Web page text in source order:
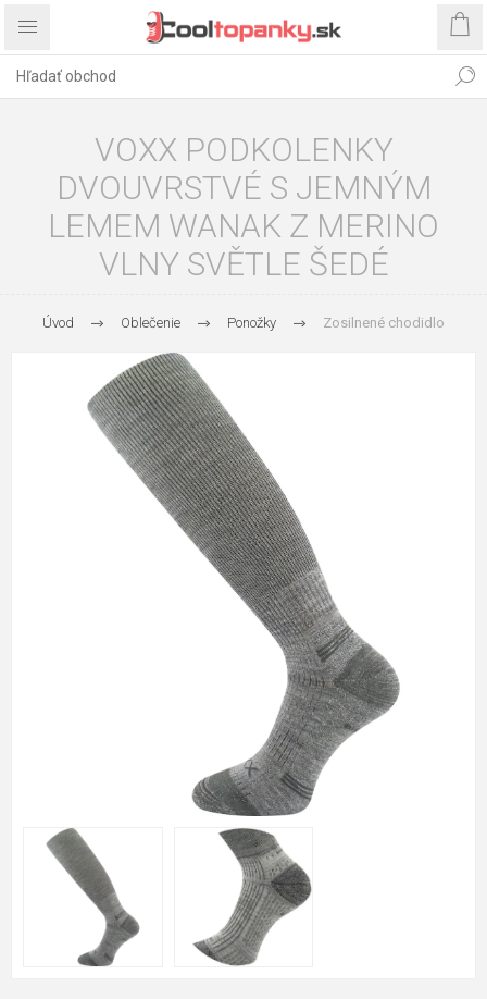
VOXX PODKOLENKY
DVOUVRSTVÉ S JEMNÝM
LEMEM WANAK Z MERINO
VLNY SVĚTLE ŠEDÉ
Úvod Oblečenie Ponožky Zosilnené chodidlo